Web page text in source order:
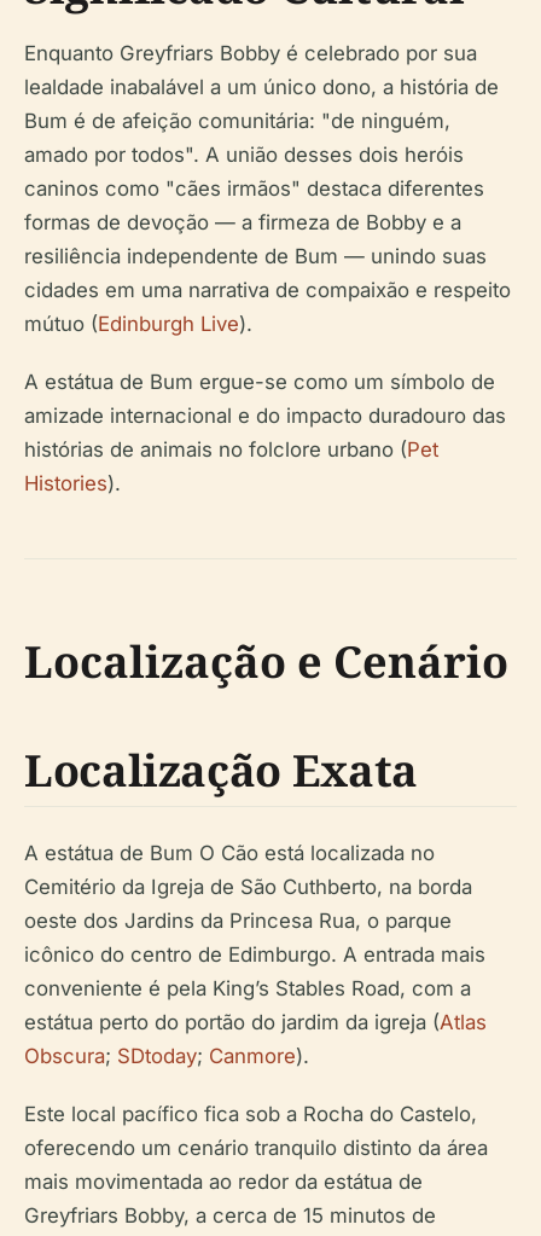
Enquanto Greyfriars Bobby é celebrado por sua
lealdade inabalável a um único dono, a história de
Bum é de afeição comunitária: "de ninguém,
amado por todos". A união desses dois heróis
caninos como "cães irmãos" destaca diferentes
formas de devoção — a firmeza de Bobby e a
resiliência independente de Bum — unindo suas
cidades em uma narrativa de compaixão e respeito
mútuo (Edinburgh Live).
A estátua de Bum ergue-se como um símbolo de
amizade internacional e do impacto duradouro das
histórias de animais no folclore urbano (Pet
Histories).
Localização e Cenário
Localização Exata
A estátua de Bum O Cão está localizada no
Cemitério da Igreja de São Cuthberto, na borda
oeste dos Jardins da Princesa Rua, o parque
icônico do centro de Edimburgo. A entrada mais
conveniente é pela King’s Stables Road, com a
estátua perto do portão do jardim da igreja (Atlas
Obscura; SDtoday; Canmore).
Este local pacífico fica sob a Rocha do Castelo,
oferecendo um cenário tranquilo distinto da área
mais movimentada ao redor da estátua de
Greyfriars Bobby, a cerca de 15 minutos de